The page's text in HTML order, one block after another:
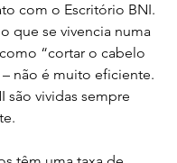
com o Escritório BNI.
que se vivencia numa
“cortar o cabelo
não é muito eficiente.
são vividas sempre